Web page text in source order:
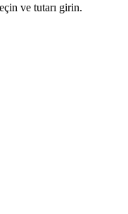
ve tutarı girin.